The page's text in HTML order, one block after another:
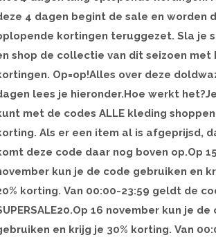
4 dagen begint de sale en worden
kortingen teruggezet. Sla je
shop de collectie van dit seizoen met
Op=op!Alles over deze
lees je hieronder.Hoe werkt
met de codes ALLE kleding
Als er een item al is afgeprijsd,
deze code daar nog boven op.Op
kun je de code gebruiken en
korting. Van 00:00-23:59 geldt de
16 november kun je de
en krijg je 30% korting. Van